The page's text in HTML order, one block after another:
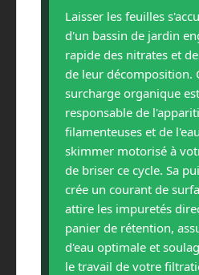
Laisser les feuilles
d'un bassin de jardin
rapide des nitrates et
de leur décomposition.
surcharge organique
responsable de
filamenteuses et de
skimmer motorisé à
de briser ce cycle. Sa
crée un courant de
attire les impuretés
panier de rétention,
d'eau optimale et
le travail de votre